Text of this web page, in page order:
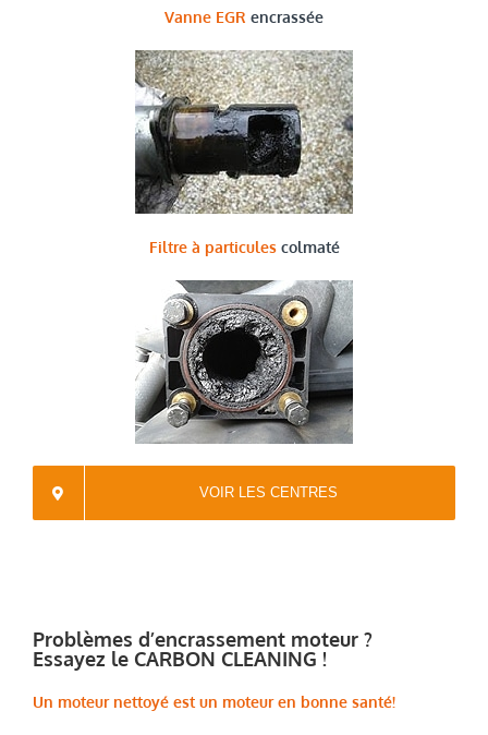
Vanne EGR encrassée
Filtre à particulescolmaté
VOIR LES CENTRES
Problèmes d’encrassement moteur ?
Essayez le CARBON CLEANING !
Un moteur nettoyé est un moteur en bonne santé!